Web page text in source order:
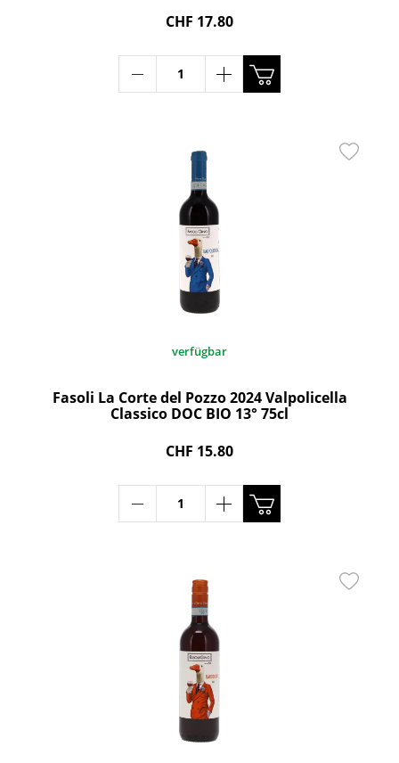
CHF 17.80
verfügbar
Fasoli La Corte del Pozzo 2024 Valpolicella
Classico DOC BIO 13° 75cl
CHF 15.80